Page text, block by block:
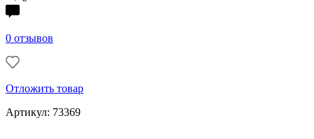
0 отзывов
Отложить товар
Артикул: 73369